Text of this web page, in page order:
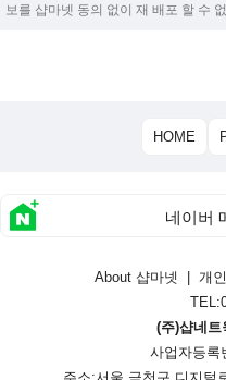
보를 샵마넷 동의 없이 재 배포 할 수
HOME
네이버
About 샵마넷 개
(주)샵네트
사업자등록